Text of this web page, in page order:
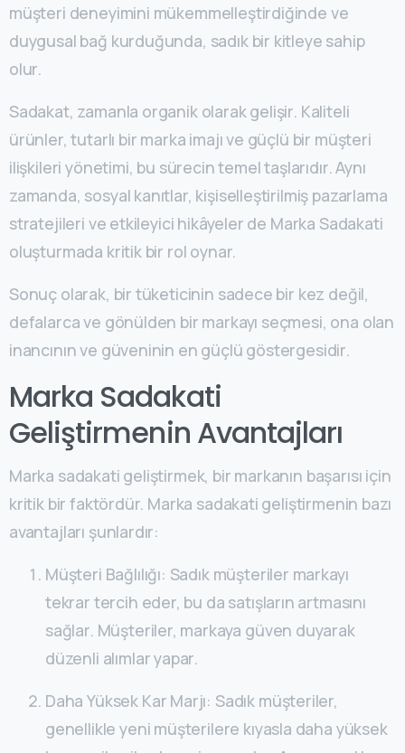
müşteri deneyimini mükemmelleştirdiğinde ve
duygusal bağ kurduğunda, sadık bir kitleye sahip
olur.
Sadakat, zamanla organik olarak gelişir. Kaliteli
ürünler, tutarlı bir marka imajı ve güçlü bir müşteri
ilişkileri yönetimi, bu sürecin temel taşlarıdır. Aynı
zamanda, sosyal kanıtlar, kişiselleştirilmiş pazarlama
stratejileri ve etkileyici hikâyeler de Marka Sadakati
oluşturmada kritik bir rol oynar.
Sonuç olarak, bir tüketicinin sadece bir kez değil,
defalarca ve gönülden bir markayı seçmesi, ona olan
inancının ve güveninin en güçlü göstergesidir.
Marka Sadakati
Geliştirmenin Avantajları
Marka sadakati geliştirmek, bir markanın başarısı için
kritik bir faktördür. Marka sadakati geliştirmenin bazı
avantajları şunlardır:
Müşteri Bağlılığı: Sadık müşteriler markayı
tekrar tercih eder, bu da satışların artmasını
sağlar. Müşteriler, markaya güven duyarak
düzenli alımlar yapar.
Daha Yüksek Kar Marjı: Sadık müşteriler,
genellikle yeni müşterilere kıyasla daha yüksek